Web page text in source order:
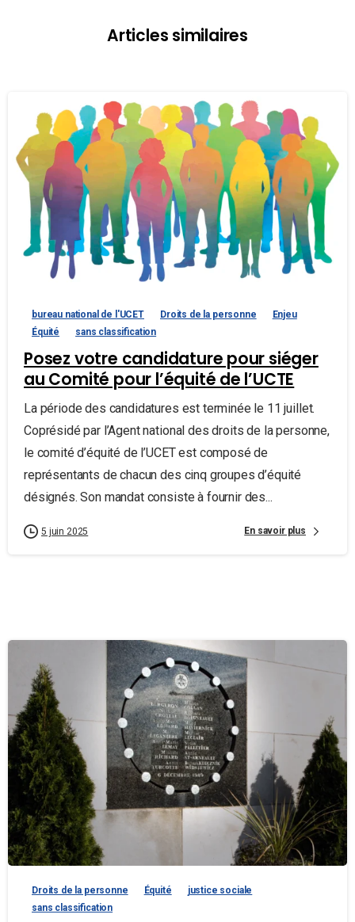
Articles similaires
bureau national de l'UCET Droits de la personne
Enjeu
Équité
sans classification
Posez votre candidature pour siéger
au Comité pour l’équité de l’UCTE
La période des candidatures est terminée le 11 juillet.
Coprésidé par l’Agent national des droits de la personne,
le comité d’équité de l’UCET est composé de
représentants de chacun des cinq groupes d’équité
désignés. Son mandat consiste à fournir des...
5 juin 2025 En savoir plus
Droits de la personne Équité
justice sociale
sans classification